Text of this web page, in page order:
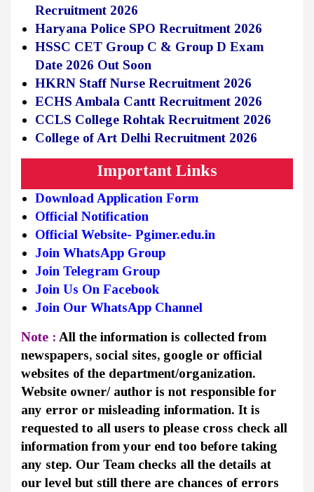
Recruitment 2026
Haryana Police SPO Recruitment 2026
HSSC CET Group C & Group D Exam
Date 2026 Out Soon
HKRN Staff Nurse Recruitment 2026
ECHS Ambala Cantt Recruitment 2026
CCLS College Rohtak Recruitment 2026
College of Art Delhi Recruitment 2026
Important Links
Download Application Form
Official Notification
Official Website- Pgimer.edu.in
Join WhatsApp Group
Join Telegram Group
Join Us On Facebook
Join Our WhatsApp Channel
Note : All the information is collected from
newspapers, social sites, google or official
websites of the department/organization.
Website owner/ author is not responsible for
any error or misleading information. It is
requested to all users to please cross check all
information from your end too before taking
any step. Our Team checks all the details at
our level but still there are chances of errors